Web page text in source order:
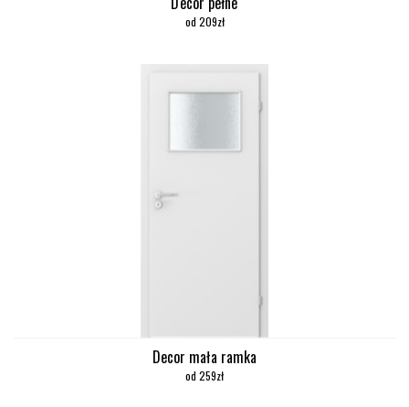
od 209zł
Decor mała ramka
od 259zł